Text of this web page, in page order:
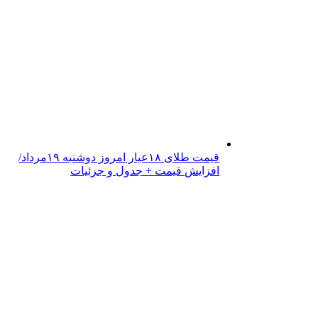
قیمت طلای ۱۸عیار امروز دوشنبه ۱۹مرداد/
افزایش قیمت + جدول و جزئیات